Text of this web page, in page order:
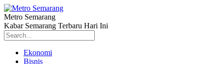
Metro Semarang
Kabar Semarang Terbaru Hari Ini
Ekonomi
Bisnis